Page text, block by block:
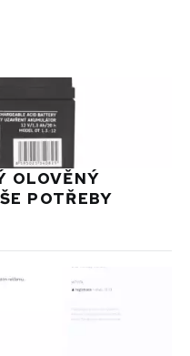
OLOVĚNÝ
POTŘEBY